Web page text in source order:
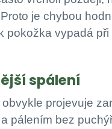
je chybou
pokožka vypadá
spálení
projevuje
pálením bez